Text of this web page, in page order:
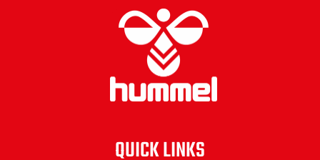
QUICK LINKS